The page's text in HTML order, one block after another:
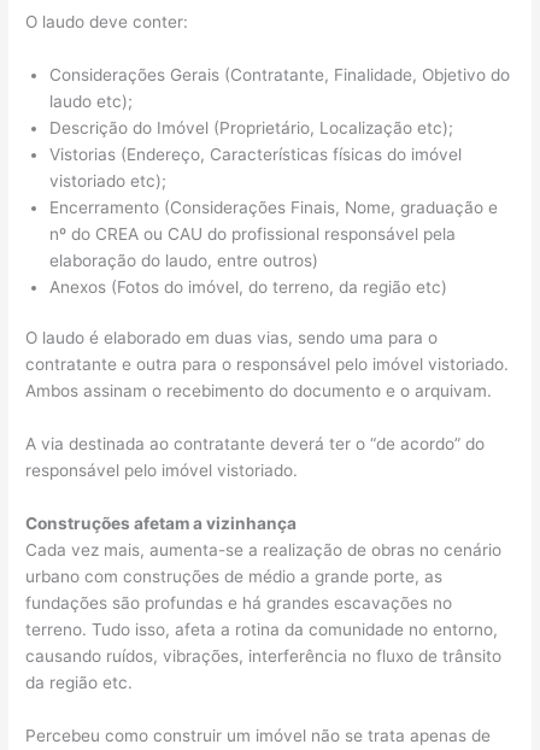
O laudo deve conter:
Considerações Gerais (Contratante, Finalidade, Objetivo do
laudo etc);
Descrição do Imóvel (Proprietário, Localização etc);
Vistorias (Endereço, Características físicas do imóvel
vistoriado etc);
Encerramento (Considerações Finais, Nome, graduação e
nº do CREA ou CAU do profissional responsável pela
elaboração do laudo, entre outros)
Anexos (Fotos do imóvel, do terreno, da região etc)
O laudo é elaborado em duas vias, sendo uma para o
contratante e outra para o responsável pelo imóvel vistoriado.
Ambos assinam o recebimento do documento e o arquivam.
A via destinada ao contratante deverá ter o “de acordo” do
responsável pelo imóvel vistoriado.
Construções afetam a vizinhança
Cada vez mais, aumenta-se a realização de obras no cenário
urbano com construções de médio a grande porte, as
fundações são profundas e há grandes escavações no
terreno. Tudo isso, afeta a rotina da comunidade no entorno,
causando ruídos, vibrações, interferência no fluxo de trânsito
da região etc.
Percebeu como construir um imóvel não se trata apenas de